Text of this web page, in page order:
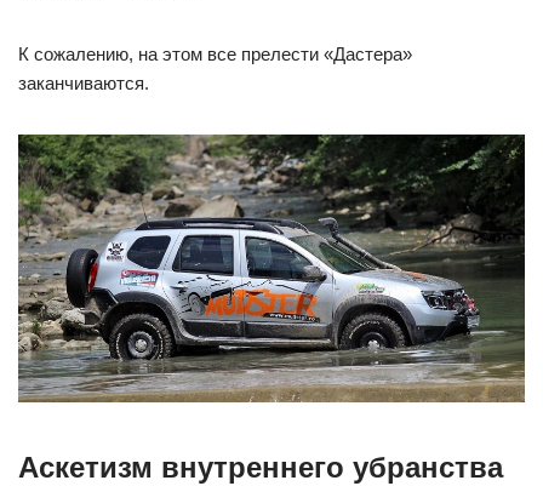
К сожалению, на этом все прелести «Дастера»
заканчиваются.
Аскетизм внутреннего убранства